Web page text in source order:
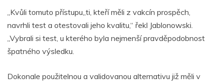
„Kvůli tomuto přístupu„ti, kteří měli z vakcín prospěch,
navrhli test a otestovali jeho kvalitu,“ řekl Jablonowski.
„Vybrali si test, u kterého byla nejmenší pravděpodobnost
špatného výsledku.
Dokonale použitelnou a validovanou alternativu již měli v